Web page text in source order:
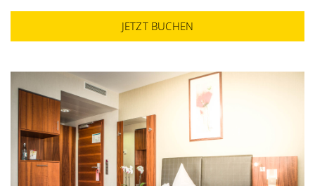
JETZT BUCHEN